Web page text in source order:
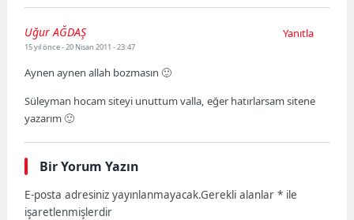
Uğur AĞDAŞ
15 yıl önce- 20 Nisan 2011 - 23:47
Aynen aynen allah bozmasın 🙂
Süleyman hocam siteyi unuttum valla, eğer hatırlarsam sitene
yazarım 🙂
Yanıtla
Bir Yorum Yazın
E-posta adresiniz yayınlanmayacak.Gerekli alanlar* ile
işaretlenmişlerdir